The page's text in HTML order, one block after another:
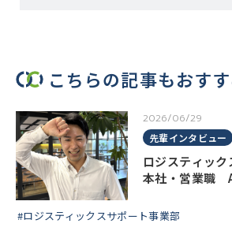
こちらの記事もおす
2026/06/29
先輩インタビュー
ロジスティッ
本社・営業職
#ロジスティックスサポート事業部